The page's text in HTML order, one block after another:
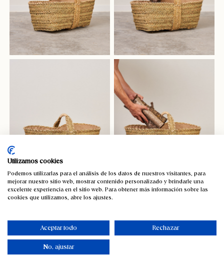
Utilizamos cookies
Podemos utilizarlas para el análisis de los datos de nuestros visitantes, para
mejorar nuestro sitio web, mostrar contenido personalizado y brindarle una
excelente experiencia en el sitio web. Para obtener más información sobre las
cookies que utilizamos, abre los ajustes.
Aceptar todo Rechazar
No, ajustar